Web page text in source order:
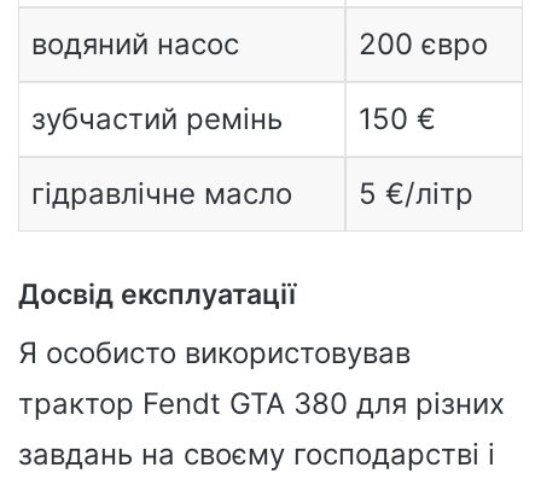
водяний насос 200 євро
зубчастий ремінь 150 €
гідравлічне масло 5 €/літр
Досвід експлуатації
Я особисто використовував
трактор Fendt GTA 380 для різних
завдань на своєму господарстві і